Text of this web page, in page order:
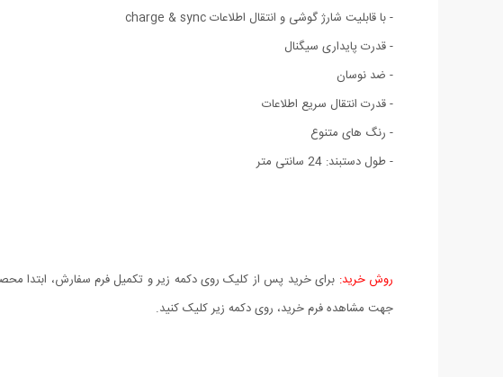
- با قابلیت شارژ گوشی و انتقال اطلاعات charge & sync
- قدرت پایداری سیگنال
- ضد نوسان
- قدرت انتقال سریع اطلاعات
- رنگ های متنوع
- طول دستبند: 24 سانتی متر
روش خرید: برای خرید پس از کلیک روی دکمه زیر و تکمیل فرم سفارش، ابتدا
جهت مشاهده فرم خرید، روی دکمه زیر کلیک کنید.